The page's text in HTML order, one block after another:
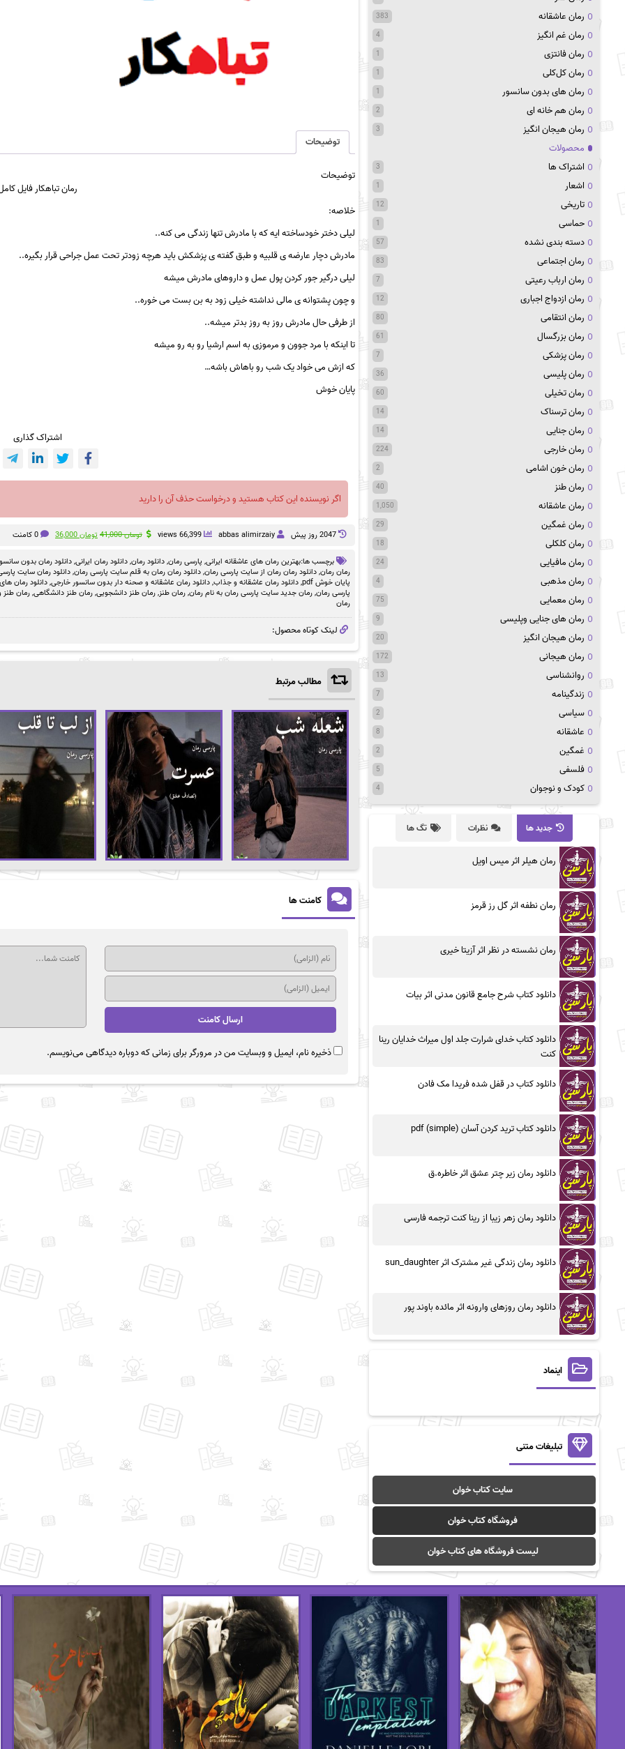
توضیحات
توضیحات
رمانتباهکارفایل
خلاصه:
لیلی دختر خودساخته ایه که با مادرش تنها زندگی می کنه..
مادرش دچار عارضه ی قلبیه و طبق گفته ی پزشکش باید هرچه زودتر تحت عمل جراحی قرار بگیره..
لیلی درگیر جور کردن پول عمل و داروهای مادرش میشه
و چون پشتوانه ی مالی نداشته خیلی زود به بن بست می خوره..
از طرفی حال مادرش روز به روز بدتر میشه..
تا اینکه با مرد جوون و مرموزی به اسم ارشیا رو به رو میشه
که ازش می خواد یک شب رو باهاش باشه…
پایان خوش
اشتراک گذاری
اگر نویسنده این کتاب هستید و درخواست حذف آن را دارید
2047 روز پيش abbas alimirzaiy
66,399 views تومان41,000
قیمت
بود.
تومان36,000
قیمت
است.
0 کامنت
برچسب ها:بهترین رمان های عاشقانه ایرانی, پارسی رمان,دانلود رمان,دانلود رمان ایرانی,دانلود رمان بدون
رمان رمان,دانلود رمان رمان از سایت پارسی رمان,دانلود رمان رمان به قلم سایت پارسی رمان,دانلود رمان سایت
پایان خوش pdf
,دانلود رمان عاشقانه و جذاب,دانلود رمان عاشقانه و صحنه دار بدون سانسور خارجی,دانلود رمان
پارسی رمان,رمان جدید سایت پارسی رمان به نام رمان,رمان طنز,رمان طنز دانشجویی,رمان طنز دانشگاهی,رمان طنز
رمان
لینک کوتاه محصول:
مطالب مرتبط
کامنت ها
ذخیره نام، ایمیل و وبسایت من در مرورگر برای زمانی که دوباره دیدگاهی می‌نویسم.
رمان عاشقانه 383
رمان غم انگیز 4
رمان فانتزی 1
رمان کل‌کلی 1
رمان های بدون سانسور 1
رمان هم خانه ای 2
رمان هیجان انگیز 3
محصولات
اشتراک ها
3
اشعار 1
تاریخی 12
حماسی 1
دسته بندی نشده 57
رمان اجتماعی 83
رمان ارباب رعیتی 7
رمان ازدواج اجباری 12
رمان انتقامی 80
رمان بزرگسال 61
رمان پزشکی 7
رمان پلیسی 36
رمان تخیلی 60
رمان ترسناک 14
رمان جنایی 14
رمان خارجی 224
رمان خون اشامی 2
رمان طنز 40
رمان عاشقانه 1,050
رمان غمگین 29
رمان کلکلی 18
رمان مافیایی 24
رمان مذهبی 4
رمان معمایی 75
رمان های جنایی وپلیسی 9
رمان هیجان انگیز 20
رمان هیجانی 172
روانشناسی 13
زندگینامه 7
سیاسی 2
عاشقانه 8
غمگین 2
فلسفی 5
کودک و نوجوان 4
جدید ها نظرات تگ ها
رمان هیلر اثر میس اویل
رمان نطفه اثر گل رز قرمز
رمان نشسته در نظر اثر آزیتا خیری
دانلود کتاب شرح جامع قانون مدنی اثر بیات
دانلود کتاب خدای شرارت جلد اول میراث خدایان رینا
کنت
دانلود کتاب در قفل شده فریدا مک فادن
دانلود کتاب ترید کردن آسان (simple) pdf
دانلود رمان زیر چتر عشق اثر خاطره.ق
دانلود رمان زهر زیبا از رینا کنت ترجمه فارسی
دانلود رمان زندگی غیر مشترک اثر sun_daughter
دانلود رمان روزهای وارونه اثر مائده باوند پور
اینماد
تبلیغات متنی
سایت کتاب خوان
فروشگاه کتاب خوان
لیست فروشگاه های کتاب خوان